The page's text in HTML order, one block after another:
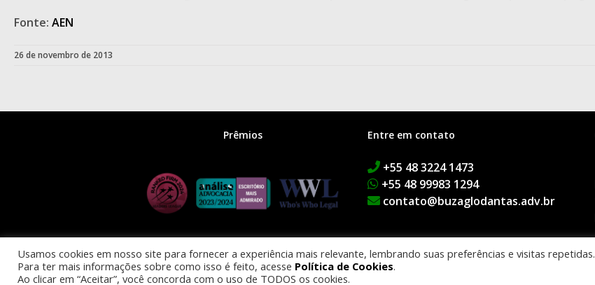
Fonte: AEN
26 de novembro de 2013
Prêmios Entre em contato
+55 48 3224 1473
+55 48 99983 1294
contato@buzaglodantas.adv.br
© 2025 BUZAGLO DANTAS ADVOGADOS. Todos os direitos reservados.
Usamos cookies em nosso site para fornecer a experiência mais relevante, lembrando suas preferências e visitas repetidas.
Para ter mais informações sobre como isso é feito, acesse Política de Cookies.
Ao clicar em “Aceitar”, você concorda com o uso de TODOS os cookies.